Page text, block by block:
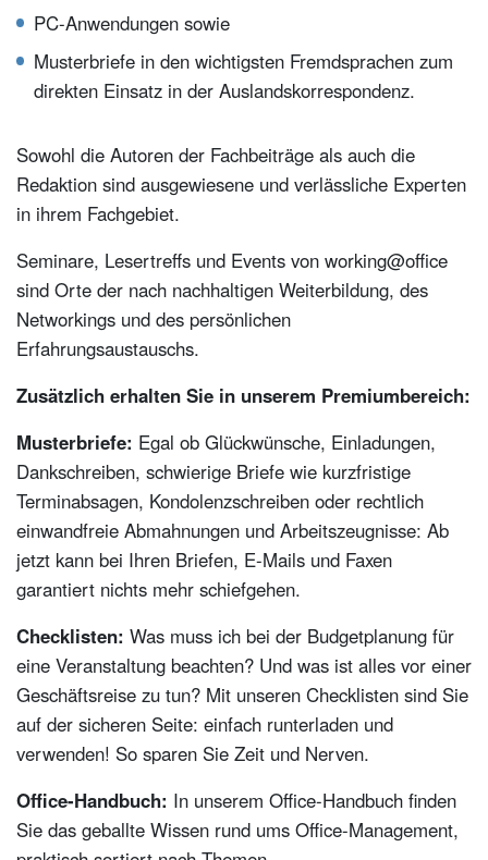
PC-Anwendungen sowie
Musterbriefe in den wichtigsten Fremdsprachen zum
direkten Einsatz in der Auslandskorrespondenz.
Sowohl die Autoren der Fachbeiträge als auch die
Redaktion sind ausgewiesene und verlässliche Experten
in ihrem Fachgebiet.
Seminare, Lesertreffs und Events von working@office
sind Orte der nach nachhaltigen Weiterbildung, des
Networkings und des persönlichen
Erfahrungsaustauschs.
Zusätzlich erhalten Sie in unserem Premiumbereich:
Musterbriefe: Egal ob Glückwünsche, Einladungen,
Dankschreiben, schwierige Briefe wie kurzfristige
Terminabsagen, Kondolenzschreiben oder rechtlich
einwandfreie Abmahnungen und Arbeitszeugnisse: Ab
jetzt kann bei Ihren Briefen, E-Mails und Faxen
garantiert nichts mehr schiefgehen.
Checklisten: Was muss ich bei der Budgetplanung für
eine Veranstaltung beachten? Und was ist alles vor einer
Geschäftsreise zu tun? Mit unseren Checklisten sind Sie
auf der sicheren Seite: einfach runterladen und
verwenden! So sparen Sie Zeit und Nerven.
Office-Handbuch: In unserem Office-Handbuch finden
Sie das geballte Wissen rund ums Office-Management,